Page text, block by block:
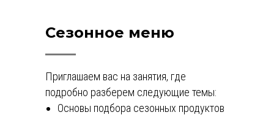
Сезонное меню
Приглашаем вас на занятия, где
подробно разберем следующие темы:
Основы подбора сезонных продуктов